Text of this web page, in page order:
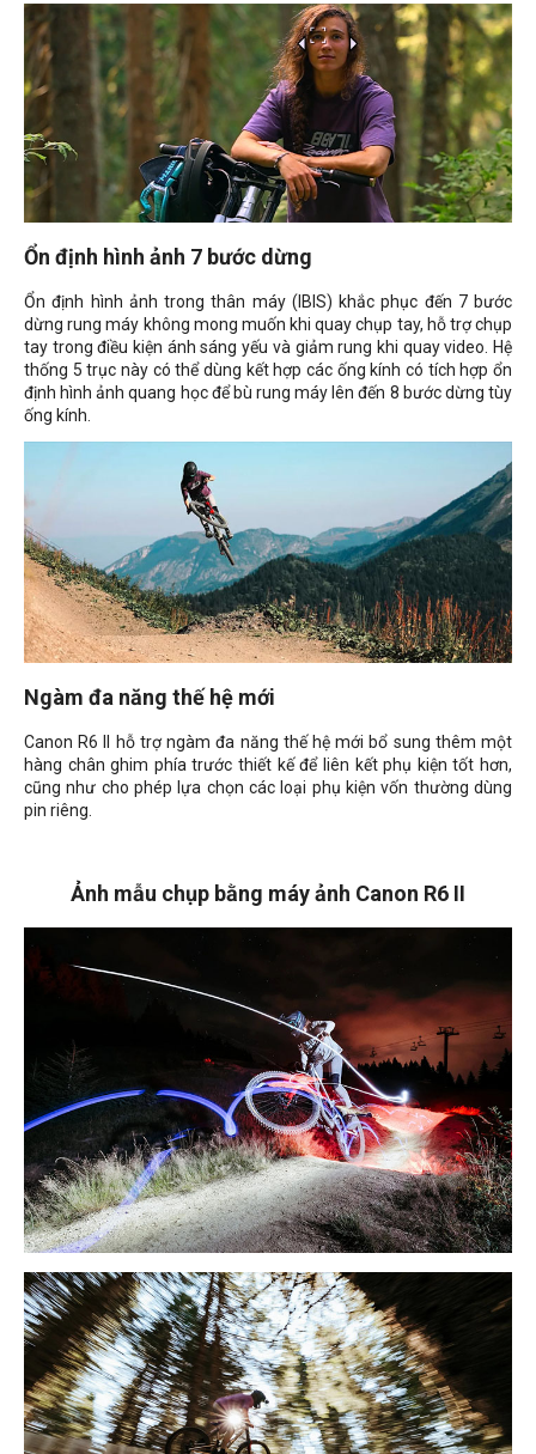
Ổn định hình ảnh 7 bước dừng
Ổn định hình ảnh trong thân máy (IBIS) khắc phục đến 7 bước
dừng rung máy không mong muốn khi quay chụp tay, hỗ trợ chụp
tay trong điều kiện ánh sáng yếu và giảm rung khi quay video. Hệ
thống 5 trục này có thể dùng kết hợp các ống kính có tích hợp ổn
định hình ảnh quang học để bù rung máy lên đến 8 bước dừng tùy
ống kính.
Ngàm đa năng thế hệ mới
Canon R6 II hỗ trợ ngàm đa năng thế hệ mới bổ sung thêm một
hàng chân ghim phía trước thiết kế để liên kết phụ kiện tốt hơn,
cũng như cho phép lựa chọn các loại phụ kiện vốn thường dùng
pin riêng.
Ảnh mẫu chụp bằng máy ảnh Canon R6 II